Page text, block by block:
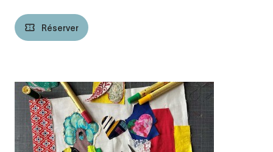
Réserver